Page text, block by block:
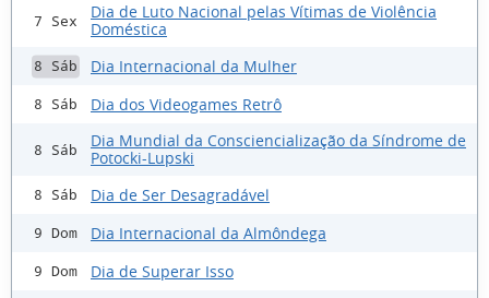
7 Sex
Dia de Luto Nacional pelas Vítimas de Violência
Doméstica
8 Sáb Dia Internacional da Mulher
8 Sáb Dia dos Videogames Retrô
8 Sáb
Dia Mundial da Consciencialização da Síndrome de
Potocki-Lupski
8 Sáb Dia de Ser Desagradável
9 Dom Dia Internacional da Almôndega
9 Dom Dia de Superar Isso